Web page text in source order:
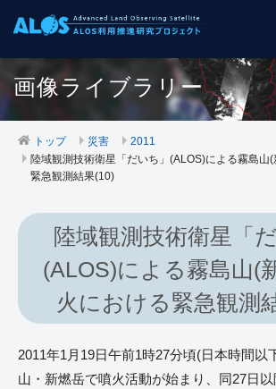
画像ライブラリー
トップ 災害
2011
陸域観測技術衛星「だいち」(ALOS)による霧島山
緊急観測結果(10)
陸域観測技術衛星「だ
(ALOS)による霧島山(
火における緊急観測
2011年1月19日午前1時27分頃(日本時間以
山・新燃岳で噴火活動が始まり、同27日